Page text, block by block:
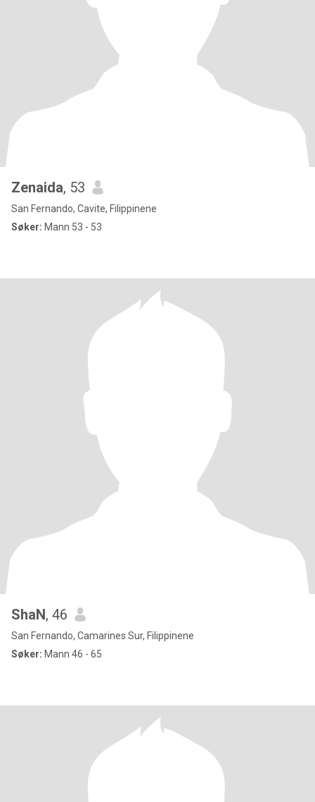
Zenaida, 53
San Fernando, Cavite, Filippinene
Søker: Mann 53 - 53
ShaN, 46
San Fernando, Camarines Sur, Filippinene
Søker: Mann 46 - 65